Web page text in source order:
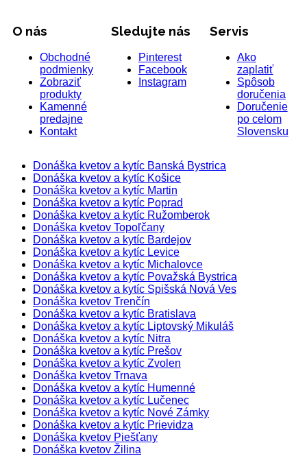
O nás
Obchodné
podmienky
Zobraziť
produkty
Kamenné
predajne
Kontakt
Sledujte nás
Pinterest
Facebook
Instagram
Servis
Ako
zaplatiť
Spôsob
doručenia
Doručenie
po celom
Slovensku
Donáška kvetov a kytíc Banská Bystrica
Donáška kvetov a kytíc Košice
Donáška kvetov a kytíc Martin
Donáška kvetov a kytíc Poprad
Donáška kvetov a kytíc Ružomberok
Donáška kvetov Topoľčany
Donáška kvetov a kytíc Bardejov
Donáška kvetov a kytíc Levice
Donáška kvetov a kytíc Michalovce
Donáška kvetov a kytíc Považská Bystrica
Donáška kvetov a kytíc Spišská Nová Ves
Donáška kvetov Trenčín
Donáška kvetov a kytíc Bratislava
Donáška kvetov a kytíc Liptovský Mikuláš
Donáška kvetov a kytíc Nitra
Donáška kvetov a kytíc Prešov
Donáška kvetov a kytíc Zvolen
Donáška kvetov Trnava
Donáška kvetov a kytíc Humenné
Donáška kvetov a kytíc Lučenec
Donáška kvetov a kytíc Nové Zámky
Donáška kvetov a kytíc Prievidza
Donáška kvetov Piešťany
Donáška kvetov Žilina